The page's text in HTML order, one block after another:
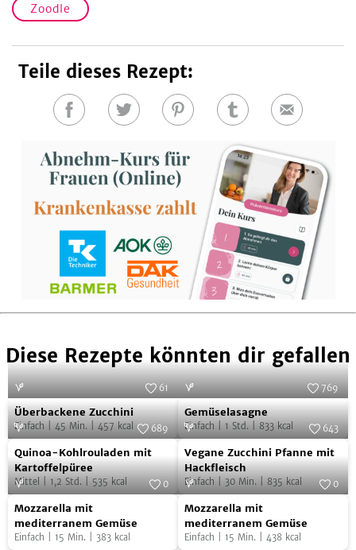
Zoodle
Teile dieses Rezept:
Auf
teilen
Auf
teilen
Auf
teilen
Auf
teilen
E-
Diese Rezepte könnten dir gefallen
Überbackene
Zucchini
Foto:Zott - Die Genuss-Molkerei
61
Überbackene Zucchini
Einfach 45 Min. 457 kcal
GemüselasagneFoto:SevenCooks
769
Gemüselasagne
Einfach 1 Std. 833 kcal
Quinoa-
Kohlrouladen
mit
Kartoffelpüree
Foto: SevenCooks
689
Quinoa-Kohlrouladen mit
Kartoffelpüree
Mittel 1,2 Std. 535 kcal
Vegane
Zucchini
Pfanne
mit
Hackfleisch
Foto: SevenCooks
643
Vegane Zucchini Pfanne mit
Hackfleisch
Einfach 30 Min. 835 kcal
Mozzarella
mit
mediterranem
0
Mozzarella mit
mediterranem Gemüse
Einfach 15 Min. 383 kcal
Mozzarella
mit
mediterranem
0
Mozzarella mit
mediterranem Gemüse
Einfach 15 Min. 438 kcal